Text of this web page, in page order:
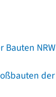
NRW
der